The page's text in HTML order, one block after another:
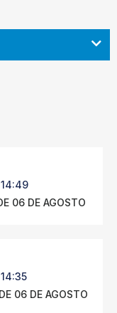
14:49
06 DE AGOSTO
14:35
06 DE AGOSTO